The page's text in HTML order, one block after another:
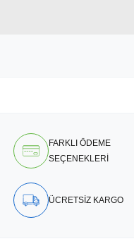
FARKLI ÖDEME
SEÇENEKLERİ
ÜCRETSİZ KARGO